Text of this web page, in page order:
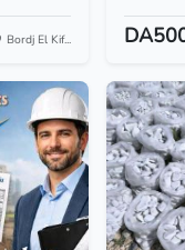
Bordj El Kif...